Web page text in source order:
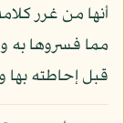
أنها من غرر
مما فسروها به و
قبل إحاطته بها